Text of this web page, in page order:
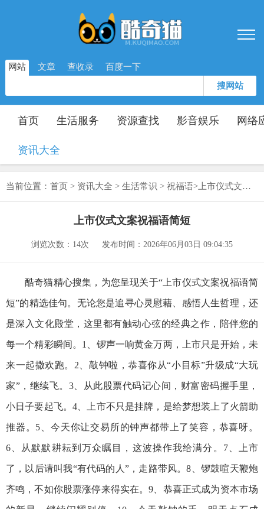
网站 文章 查收录 百度一下
搜网站
首页 生活服务 资源查找 影音娱乐 网络
资讯大全
当前位置： 首页 > 资讯大全 > 生活常识 > 祝福语> 上市仪式文案祝福语简短
上市仪式文案祝福语简短
浏览次数： 14次 发布时间：2026年06月03日 09:04:35
酷奇猫精心搜集，为您呈现关于“上市仪式文案祝福语简
短”的精选佳句。无论您是追寻心灵慰藉、感悟人生哲理，还
是深入文化殿堂，这里都有触动心弦的经典之作，陪伴您的
每一个精彩瞬间。1、锣声一响黄金万两，上市只是开始，未
来一起撒欢跑。2、敲钟啦，恭喜你从“小目标”升级成“大玩
家”，继续飞。3、从此股票代码记心间，财富密码握手里，
小日子要起飞。4、上市不只是挂牌，是给梦想装上了火箭助
推器。5、今天你让交易所的钟声都带上了笑容，恭喜呀。
6、从默默耕耘到万众瞩目，这波操作我给满分。7、上市
了，以后请叫我“有代码的人”，走路带风。8、锣鼓喧天鞭炮
齐鸣，不如你股票涨停来得实在。9、恭喜正式成为资本市场